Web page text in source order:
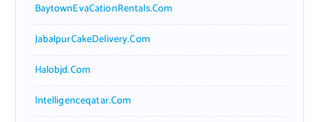
BaytownEvaCationRentals.com
JabalpurCakeDelivery.com
Halobjd.com
Intelligenceqatar.com